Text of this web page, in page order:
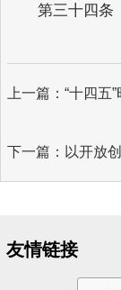
第三十四条
上一篇：“十四
下一篇：以开放
友情链接